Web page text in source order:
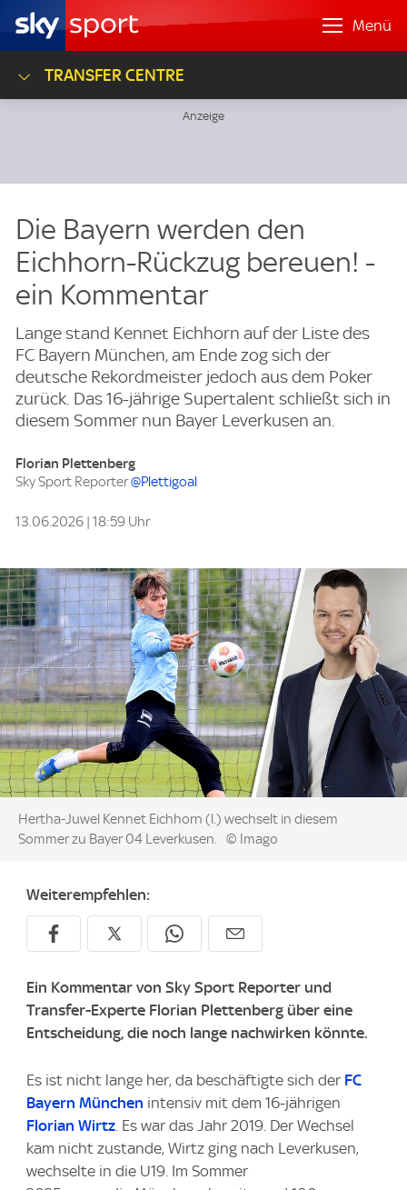
Menü
TRANSFER CENTRE
Die Bayern werden den
Eichhorn-Rückzug bereuen! -
ein Kommentar
Lange stand Kennet Eichhorn auf der Liste des
FC Bayern München, am Ende zog sich der
deutsche Rekordmeister jedoch aus dem Poker
zurück. Das 16-jährige Supertalent schließt sich in
diesem Sommer nun Bayer Leverkusen an.
Florian Plettenberg
Sky Sport Reporter@Plettigoal
13.06.2026 | 18:59 Uhr
Image:
Hertha-Juwel Kennet Eichhorn (l.) wechselt in diesem
Sommer zu Bayer 04 Leverkusen.
© Imago
Weiterempfehlen:
Ein Kommentar von Sky Sport Reporter und
Transfer-Experte Florian Plettenberg über eine
Entscheidung, die noch lange nachwirken könnte.
Es ist nicht lange her, da beschäftigte sich der FC
Bayern München intensiv mit dem 16-jährigen
Florian Wirtz. Es war das Jahr 2019. Der Wechsel
kam nicht zustande, Wirtz ging nach Leverkusen,
wechselte in die U19. Im Sommer